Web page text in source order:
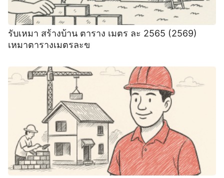
รับเหมา สร้างบ้าน ตาราง เมตร ละ 2565 (2569)
เหมาตารางเมตรละข